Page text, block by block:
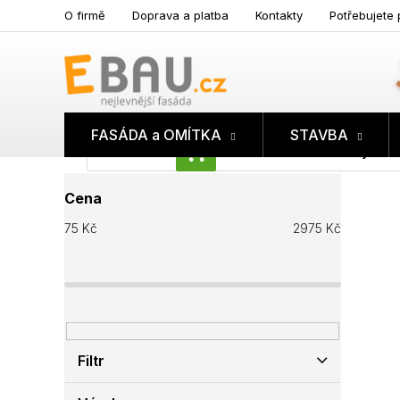
na
O firmě Doprava a platba Kontakty Potřebujete
NÁKUPNÍ
FASÁDA a OMÍTKA STAVBA
o
s
a
n
í
a
Cena
75 Kč 2975 Kč
Filtr